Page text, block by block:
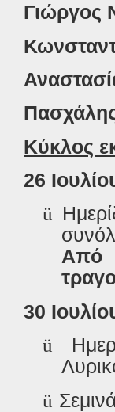
Γιώργος
Κύκλος
26
ü
Από
30
ü
ü